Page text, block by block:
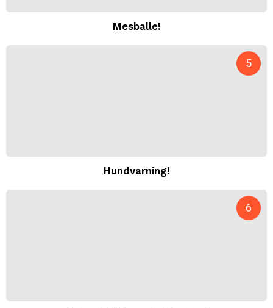
Mesballe!
Hundvarning!